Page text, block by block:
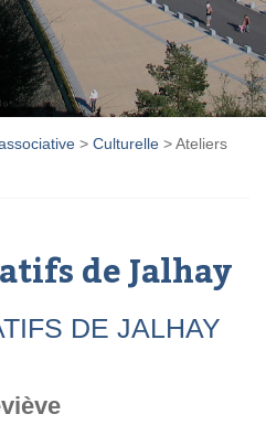
> Culturelle >Ateliers
de Jalhay
DE JALHAY